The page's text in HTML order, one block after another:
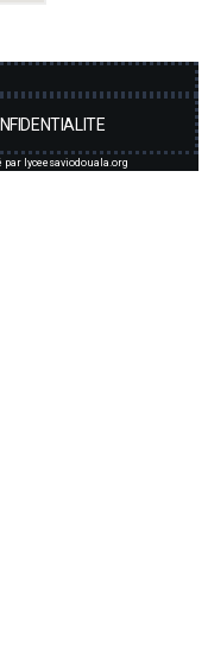
lyceesaviodouala.org